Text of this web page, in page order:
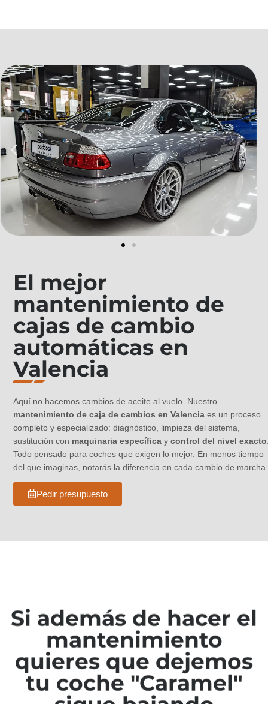
El mejor
mantenimiento de
cajas de cambio
automáticas en
Valencia
Aquí no hacemos cambios de aceite al vuelo. Nuestro
mantenimiento de caja de cambios en Valenciaes un proceso
completo y especializado: diagnóstico, limpieza del sistema,
sustitución conmaquinaria específicay control del nivel exacto.
Todo pensado para coches que exigen lo mejor. En menos tiempo
del que imaginas, notarás la diferencia en cada cambio de marcha.
Pedir presupuesto
Si además de hacer el
mantenimiento
quieres que dejemos
tu coche "Caramel"